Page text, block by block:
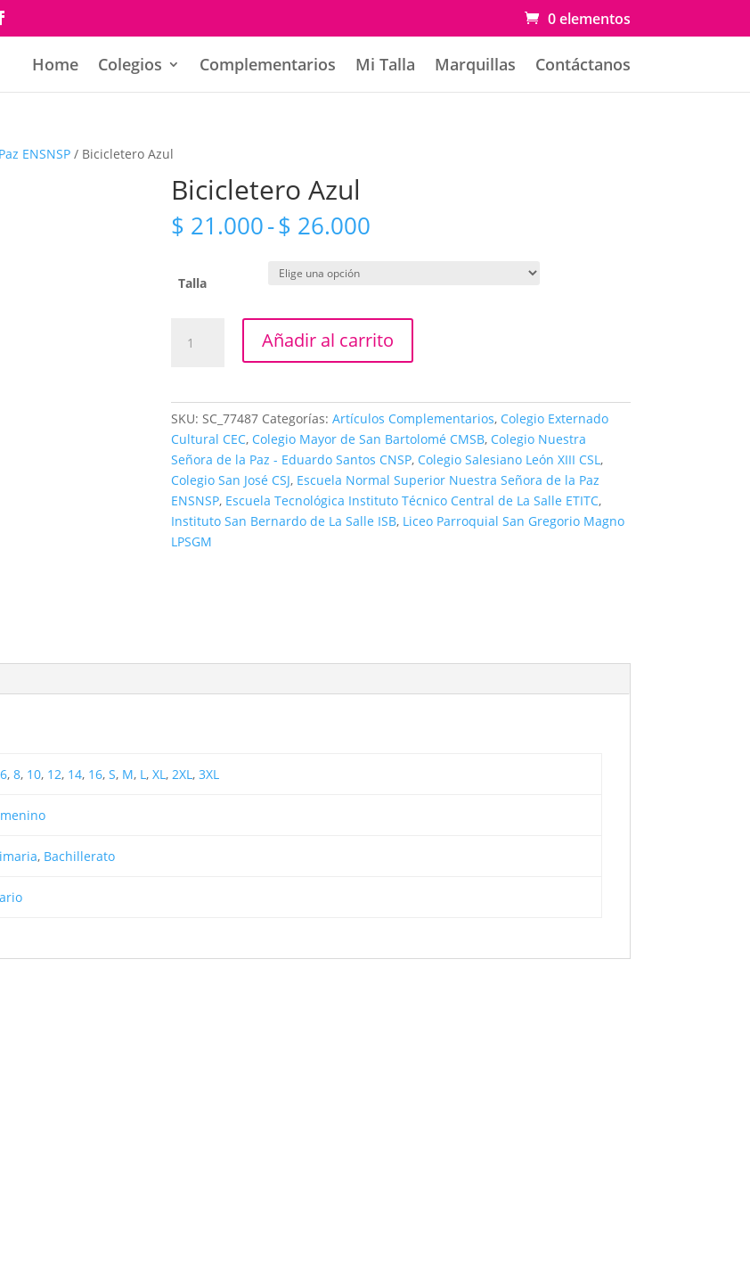
0 elementos
Home Colegios Complementarios Mi Talla Marquillas Contáctanos
ENSNSP / Bicicletero Azul
Bicicletero Azul
$ 21.000-$ 26.000Rango
hasta
$ 26.000
Talla
Azul
Añadir al carrito
SKU: SC_77487 Categorías: Artículos Complementarios, Colegio Externado
Cultural CEC, Colegio Mayor de San Bartolomé CMSB, Colegio Nuestra
Señora de la Paz - Eduardo Santos CNSP, Colegio Salesiano León XIII CSL,
Colegio San José CSJ, Escuela Normal Superior Nuestra Señora de la Paz
ENSNSP, Escuela Tecnológica Instituto Técnico Central de La Salle ETITC,
Instituto San Bernardo de La Salle ISB, Liceo Parroquial San Gregorio Magno
LPSGM
6, 8, 10, 12, 14, 16, S, M, L, XL, 2XL, 3XL
, Bachillerato